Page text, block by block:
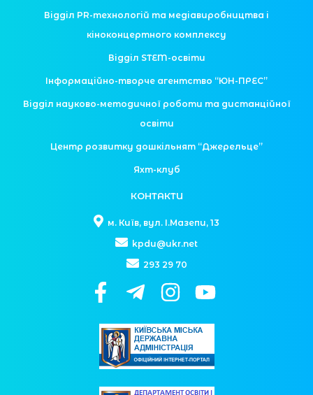
Відділ PR-технологій та медіавиробництва і
кіноконцертного комплексу
Відділ STEM-освіти
Інформаційно-творче агентство “ЮН-ПРЕС”
Відділ науково-методичної роботи та дистанційної
освіти
Центр розвитку дошкільнят “Джерельце”
Яхт-клуб
КОНТАКТИ
м. Київ, вул. І.Мазепи, 13
kpdu@ukr.net
293 29 70